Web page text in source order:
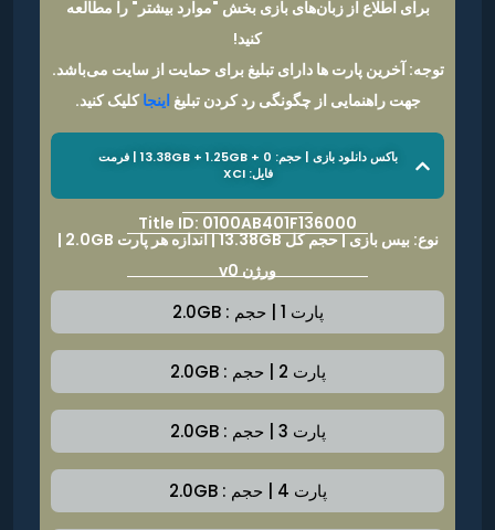
برای اطلاع از زبان‌های بازی بخش "موارد بیشتر" را مطالعه
کنید!
توجه: آخرین پارت ها دارای تبلیغ برای حمایت از سایت می‌باشد.
جهت راهنمایی از چگونگی رد کردن تبلیغ اینجاکلیک کنید.
باکس دانلود بازی | حجم: 13.38GB + 1.25GB + 0 | فرمت
فایل: XCI
Title ID: 0100AB401F136000
نوع: بیس بازی | حجم کل 13.38GB | اندازه هر پارت 2.0GB |
ورژن v0
پارت 1 | حجم : 2.0GB
پارت 2 | حجم : 2.0GB
پارت 3 | حجم : 2.0GB
پارت 4 | حجم : 2.0GB